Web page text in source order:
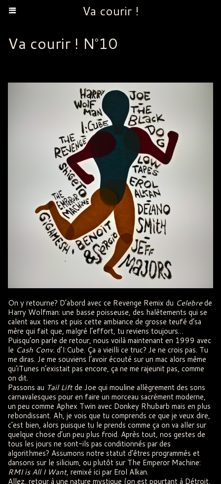
Va courir !
Va courir ! N°10
On y retourne? D’abord avec ce Revenge Remix du Celebrede
Harry Wolfman: une basse poisseuse, des halètements qui se
calent aux tiens et puis cette ambiance de grosse teufé d’sa
mère qui fait que, malgré l’effort, tu reviens toujours…
Puisqu’on parle de retour, nous voilà maintenant en 1999 avec
le Cash Conv. d’I:Cube. Ça a vieilli ce truc? Je ne crois pas. Tu
me diras. Je me souviens l’avoir écouté sur un mac alors même
qu’iTunes n’existait pas encore, ça ne me rajeunit pas, comme
on dit.
Passons au Tail Liftde Joe qui mouline allègrement des sons
carnavalesques pour en faire un morceau sacrément moderne,
un peu comme Aphex Twin avec Donkey Rhubarb mais en plus
rebondissant. Ah, je vois que tu comprends ce que je veux dire,
c’est bien, alors puisque tu le prends comme ça on va aller sur
quelque chose d’un peu plus froid. Après tout, nos gestes de
tous les jours ne sont-ils pas conditionnés par des
algorithmes? Assumons notre statut d’êtres programmés et
dansons sur le silicium, ou plutôt sur The Emperor Machine:
RMI is All I Want, remixé ici par Erol Alkan.
Allez, retour à une nature mystique (on est pourtant à Détroit,